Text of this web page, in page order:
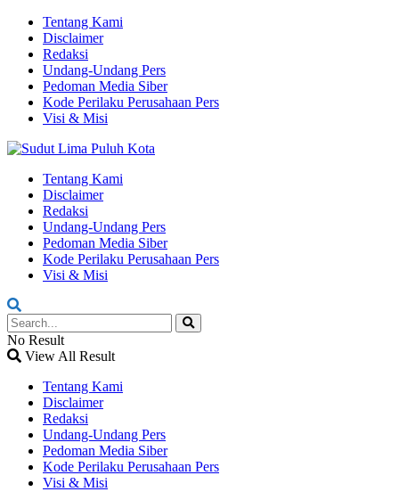
Tentang Kami
Disclaimer
Redaksi
Undang-Undang Pers
Pedoman Media Siber
Kode Perilaku Perusahaan Pers
Visi & Misi
Tentang Kami
Disclaimer
Redaksi
Undang-Undang Pers
Pedoman Media Siber
Kode Perilaku Perusahaan Pers
Visi & Misi
No Result
View All Result
Tentang Kami
Disclaimer
Redaksi
Undang-Undang Pers
Pedoman Media Siber
Kode Perilaku Perusahaan Pers
Visi & Misi